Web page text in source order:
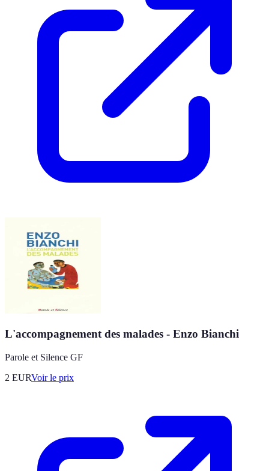
L'accompagnement des malades - Enzo Bianchi
Parole et Silence GF
2 EURVoir le prix